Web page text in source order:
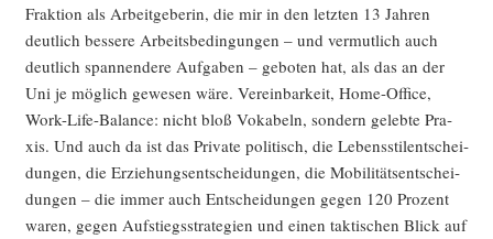
Frak­ti­on als Arbeit­ge­be­rin, die mir in den letz­ten 13 Jah­ren
deut­lich bes­se­re Arbeits­be­din­gun­gen – und ver­mut­lich auch
deut­lich span­nen­de­re Auf­ga­ben – gebo­ten hat, als das an der
Uni je mög­lich gewe­sen wäre. Ver­ein­bar­keit, Home-Office,
Work-Life-Balan­ce: nicht bloß Voka­beln, son­dern geleb­te Pra­
xis. Und auch da ist das Pri­va­te poli­tisch, die Lebens­stil­ent­schei­
dun­gen, die Erzie­hungs­ent­schei­dun­gen, die Mobi­li­täts­ent­schei­
dun­gen – die immer auch Ent­schei­dun­gen gegen 120 Pro­zent
waren, gegen Auf­stiegs­stra­te­gien und einen tak­ti­schen Blick auf